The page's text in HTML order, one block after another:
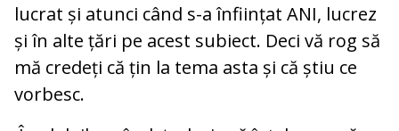
lucrat și atunci când s-a înființat ANI, lucrez
și în alte țări pe acest subiect. Deci vă rog să
mă credeți că țin la tema asta și că știu ce
vorbesc.